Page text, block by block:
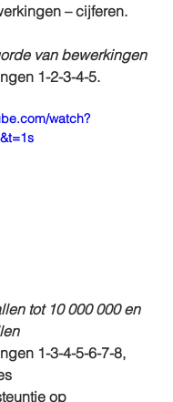
– cijferen.
van bewerkingen
1-2-3-4-5.
watch?
tot 10 000 000 en
1-3-4-5-6-7-8,
op